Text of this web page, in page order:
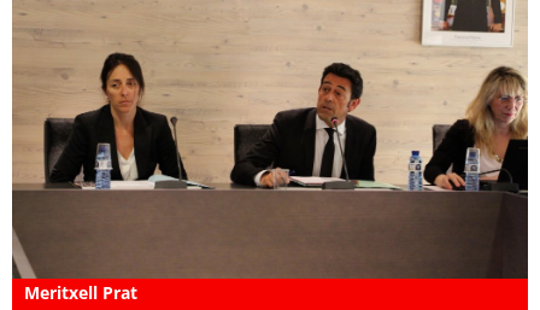
Meritxell Prat